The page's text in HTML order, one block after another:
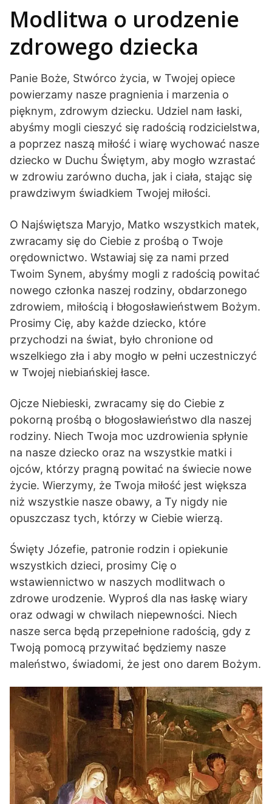
Modlitwa o urodzenie
zdrowego dziecka
Panie Boże, Stwórco życia, w Twojej opiece
powierzamy nasze pragnienia i marzenia o
pięknym, zdrowym dziecku. Udziel nam łaski,
abyśmy mogli cieszyć się radością rodzicielstwa,
a poprzez naszą miłość i wiarę wychować nasze
dziecko w Duchu Świętym, aby mogło wzrastać
w zdrowiu zarówno ducha, jak i ciała, stając się
prawdziwym świadkiem Twojej miłości.
O Najświętsza Maryjo, Matko wszystkich matek,
zwracamy się do Ciebie z prośbą o Twoje
orędownictwo. Wstawiaj się za nami przed
Twoim Synem, abyśmy mogli z radością powitać
nowego członka naszej rodziny, obdarzonego
zdrowiem, miłością i błogosławieństwem Bożym.
Prosimy Cię, aby każde dziecko, które
przychodzi na świat, było chronione od
wszelkiego zła i aby mogło w pełni uczestniczyć
w Twojej niebiańskiej łasce.
Ojcze Niebieski, zwracamy się do Ciebie z
pokorną prośbą o błogosławieństwo dla naszej
rodziny. Niech Twoja moc uzdrowienia spłynie
na nasze dziecko oraz na wszystkie matki i
ojców, którzy pragną powitać na świecie nowe
życie. Wierzymy, że Twoja miłość jest większa
niż wszystkie nasze obawy, a Ty nigdy nie
opuszczasz tych, którzy w Ciebie wierzą.
Święty Józefie, patronie rodzin i opiekunie
wszystkich dzieci, prosimy Cię o
wstawiennictwo w naszych modlitwach o
zdrowe urodzenie. Wyproś dla nas łaskę wiary
oraz odwagi w chwilach niepewności. Niech
nasze serca będą przepełnione radością, gdy z
Twoją pomocą przywitać będziemy nasze
maleństwo, świadomi, że jest ono darem Bożym.